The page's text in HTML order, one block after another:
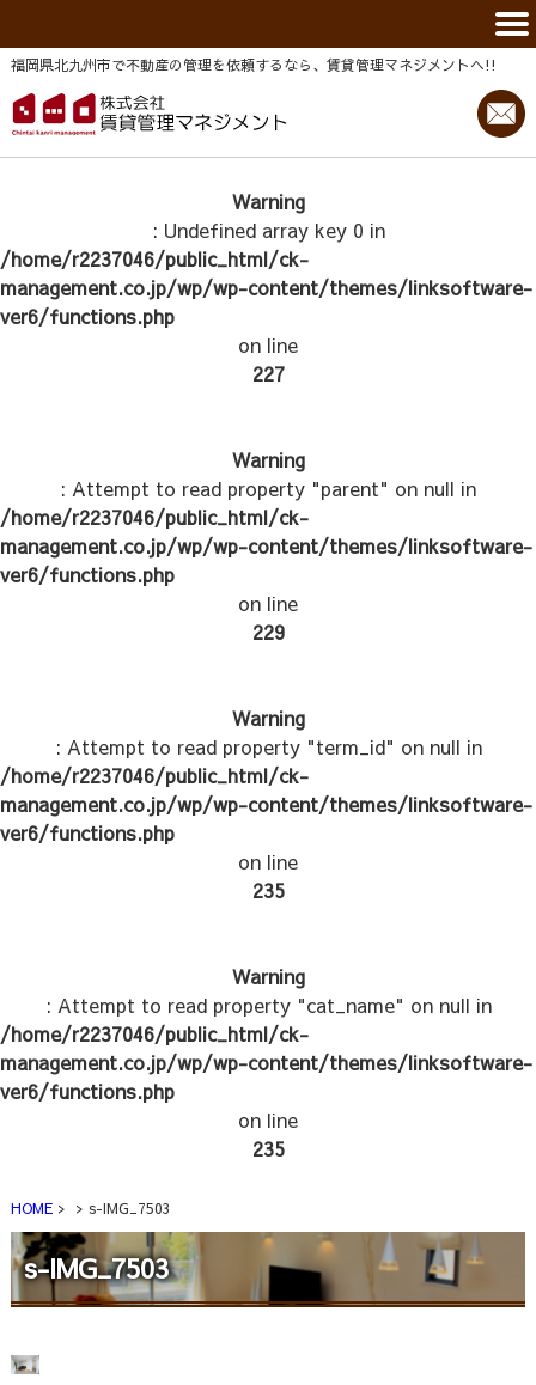
福岡県北九州市で不動産の管理を依頼するなら、賃貸管理マネジメントヘ!!
Warning
: Undefined array key 0 in
/home/r2237046/public_html/ck-
management.co.jp/wp/wp-content/themes/linksoftware-
ver6/functions.php
on line
227
Warning
: Attempt to read property "parent" on null in
/home/r2237046/public_html/ck-
management.co.jp/wp/wp-content/themes/linksoftware-
ver6/functions.php
on line
229
Warning
: Attempt to read property "term_id" on null in
/home/r2237046/public_html/ck-
management.co.jp/wp/wp-content/themes/linksoftware-
ver6/functions.php
on line
235
Warning
: Attempt to read property "cat_name" on null in
/home/r2237046/public_html/ck-
management.co.jp/wp/wp-content/themes/linksoftware-
ver6/functions.php
on line
235
HOME s-IMG_7503
s-IMG_7503